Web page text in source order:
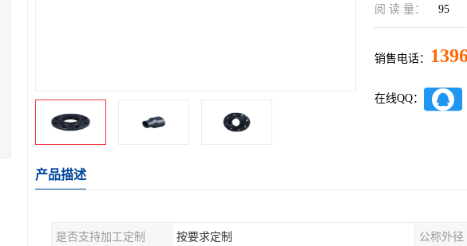
阅 读 量： 95
销售电话：
在线QQ：
产品描述
是否支持加工定制 按要求定制 公称外径